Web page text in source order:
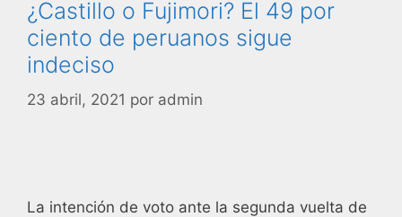
¿Castillo o Fujimori? El 49 por
ciento de peruanos sigue
indeciso
23 abril, 2021 por admin
La intención de voto ante la segunda vuelta de